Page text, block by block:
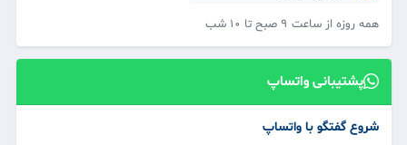
همه‌ روزه از ساعت ۹ صبح تا ۱۰ شب
پشتیبانی واتساپ
شروع گفتگو با واتساپ